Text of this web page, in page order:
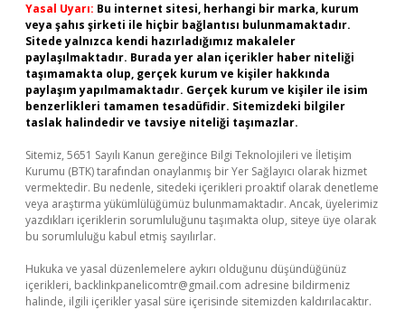
Yasal Uyarı: Bu internet sitesi, herhangi bir marka, kurum
veya şahıs şirketi ile hiçbir bağlantısı bulunmamaktadır.
Sitede yalnızca kendi hazırladığımız makaleler
paylaşılmaktadır. Burada yer alan içerikler haber niteliği
taşımamakta olup, gerçek kurum ve kişiler hakkında
paylaşım yapılmamaktadır. Gerçek kurum ve kişiler ile isim
benzerlikleri tamamen tesadüfidir. Sitemizdeki bilgiler
taslak halindedir ve tavsiye niteliği taşımazlar.
Sitemiz, 5651 Sayılı Kanun gereğince Bilgi Teknolojileri ve İletişim
Kurumu (BTK) tarafından onaylanmış bir Yer Sağlayıcı olarak hizmet
vermektedir. Bu nedenle, sitedeki içerikleri proaktif olarak denetleme
veya araştırma yükümlülüğümüz bulunmamaktadır. Ancak, üyelerimiz
yazdıkları içeriklerin sorumluluğunu taşımakta olup, siteye üye olarak
bu sorumluluğu kabul etmiş sayılırlar.
Hukuka ve yasal düzenlemelere aykırı olduğunu düşündüğünüz
içerikleri, backlinkpanelicomtr@gmail.com adresine bildirmeniz
halinde, ilgili içerikler yasal süre içerisinde sitemizden kaldırılacaktır.